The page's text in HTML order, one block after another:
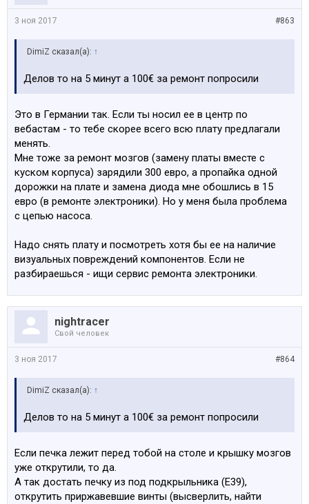
#863
3 ноя 2017
DimiZ сказал(а): ↑
Делов то на 5 минут а 100€ за ремонт попросили
Это в Германии так. Если ты носил ее в центр по
вебастам - то тебе скорее всего всю плату предлагали
менять.
Мне тоже за ремонт мозгов (замену платы вместе с
куском корпуса) зарядили 300 евро, а пропайка одной
дорожки на плате и замена диода мне обошлись в 15
евро (в ремонте электроники). Но у меня была проблема
с цепью насоса.
Надо снять плату и посмотреть хотя бы ее на наличие
визуальных повреждений компонентов. Если не
разбираешься - ищи сервис ремонта электроники.
nightracer
Свой человек
#864
3 ноя 2017
DimiZ сказал(а): ↑
Делов то на 5 минут а 100€ за ремонт попросили
Если печка лежит перед тобой на столе и крышку мозгов
уже открутили, то да.
А так достать печку из под подкрыльника (E39),
открутить приржавевшие винты (высверлить, найти